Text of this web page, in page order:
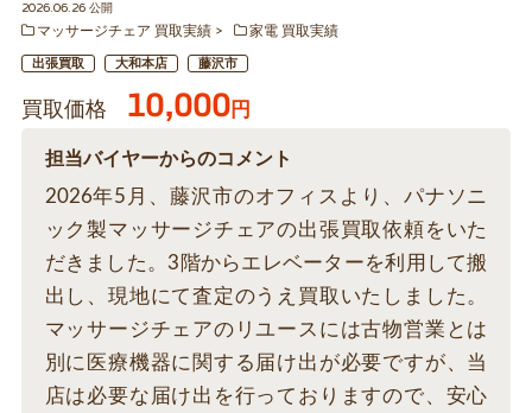
2026.06.26 公開
マッサージチェア 買取実績
家電 買取実績
出張買取 大和本店 藤沢市
買取価格 10,000円
担当バイヤーからのコメント
2026年5月、藤沢市のオフィスより、パナソニ
ック製マッサージチェアの出張買取依頼をいた
だきました。3階からエレベーターを利用して搬
出し、現地にて査定のうえ買取いたしました。
マッサージチェアのリユースには古物営業とは
別に医療機器に関する届け出が必要ですが、当
店は必要な届け出を行っておりますので、安心